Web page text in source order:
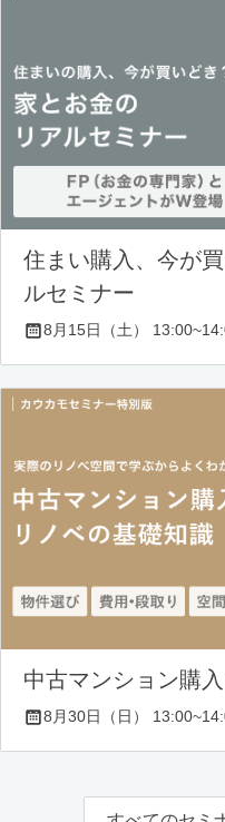
住まい購入、今が
ルセミナー
8月15日（土）
中古マンション購
8月30日（日）